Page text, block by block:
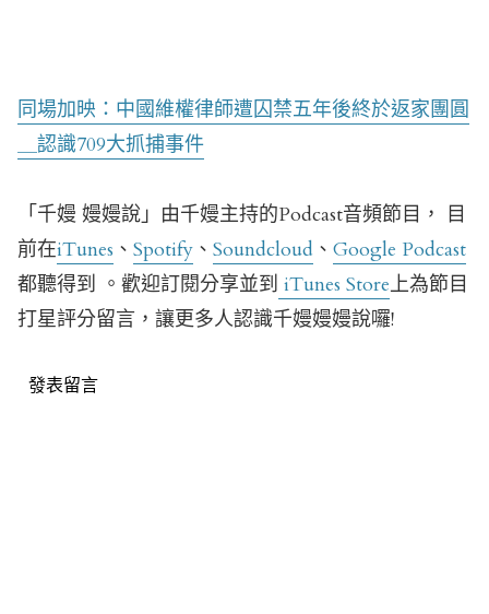
同場加映：中國維權律師遭囚禁五年後終於返家團圓
＿認識709大抓捕事件
「千嫚 嫚嫚說」由千嫚主持的Podcast音頻節目， 目
前在iTunes 、 Spotify 、 Soundcloud 、 Google Podcast
都聽得到 。歡迎訂閱分享並到 iTunes Store上為節目
打星評分留言，讓更多人認識千嫚嫚嫚說囉!
發表留言